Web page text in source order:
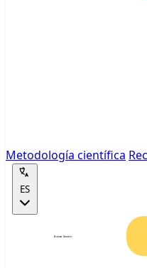
Metodología científica
Iniciar Sesión